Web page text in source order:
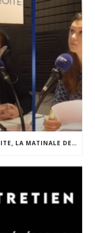
[MÉDIAS] INVITÉ DE LIGNE DROITE, LA MATINALE DE RADIO COURTOISIE